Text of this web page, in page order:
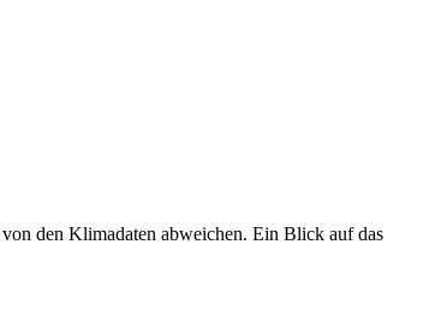
den Klimadaten abweichen. Ein Blick auf das